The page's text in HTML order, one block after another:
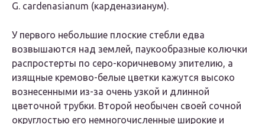
G. cardenasianum (карденазианум).
У первого небольшие плоские стебли едва
возвышаются над землей, паукообразные колючки
распростерты по серо-коричневому эпителию, а
изящные кремово-белые цветки кажутся высоко
вознесенными из-за очень узкой и длинной
цветочной трубки. Второй необычен своей сочной
округлостью его немногочисленные широкие и